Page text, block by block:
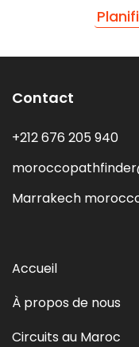
Contact
+212 676 205 940
Marrakech
Accueil
À propos de nous
Circuits au Maroc